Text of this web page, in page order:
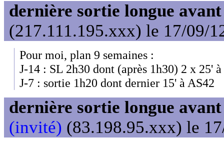
dernière sortie longue
(217.111.195.xxx) le 17/09/
Pour moi, plan 9 semaines :
J-14 : SL 2h30 dont (après 1h30) 2 x 25'
J-7 : sortie 1h20 dont dernier 15' à AS42
dernière sortie longue
(invité) (83.198.95.xxx) le